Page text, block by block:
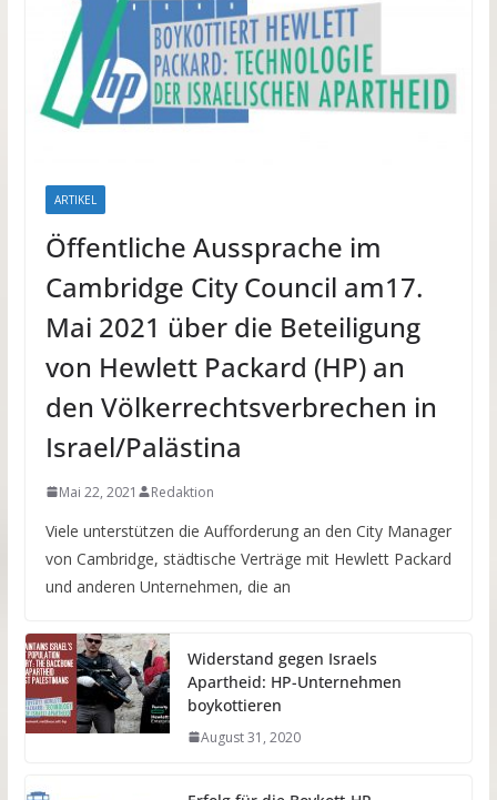
ARTIKEL
Öffentliche Aussprache im
Cambridge City Council am17.
Mai 2021 über die Beteiligung
von Hewlett Packard (HP) an
den Völkerrechtsverbrechen in
Israel/Palästina
Mai 22, 2021 Redaktion
Viele unterstützen die Aufforderung an den City Manager
von Cambridge, städtische Verträge mit Hewlett Packard
und anderen Unternehmen, die an
Widerstand gegen Israels
Apartheid: HP-Unternehmen
boykottieren
August 31, 2020